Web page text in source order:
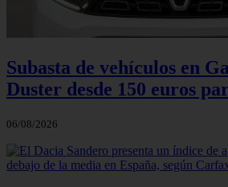
Subasta de vehículos en
Duster desde 150 euros
06/08/2026